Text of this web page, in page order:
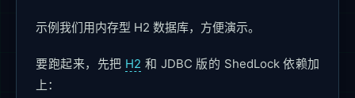
示例我们用内存型 H2 数据库，方便演示。
要跑起来，先把 H2 和 JDBC 版的 ShedLock 依赖加
上：